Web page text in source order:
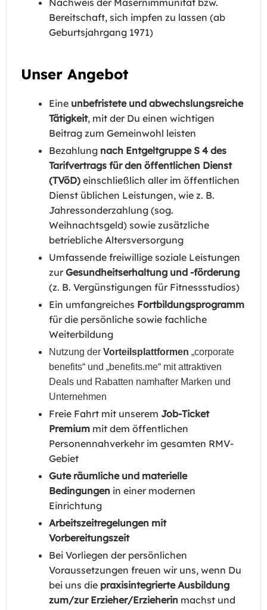
Nachweis der Masernimmunität bzw.
Bereitschaft, sich impfen zu lassen (ab
Geburtsjahrgang 1971)
Unser Angebot
Eine unbefristete und abwechslungsreiche
Tätigkeit, mit der Du einen wichtigen
Beitrag zum Gemeinwohl leisten
Bezahlung nach Entgeltgruppe S 4 des
Tarifvertrags für den öffentlichen Dienst
(TVöD) einschließlich aller im öffentlichen
Dienst üblichen Leistungen, wie z. B.
Jahressonderzahlung (sog.
Weihnachtsgeld) sowie zusätzliche
betriebliche Altersversorgung
Umfassende freiwillige soziale Leistungen
zur Gesundheitserhaltung und -förderung
(z. B. Vergünstigungen für Fitnessstudios)
Ein umfangreiches Fortbildungsprogramm
für die persönliche sowie fachliche
Weiterbildung
Nutzung der Vorteilsplattformen „corporate
benefits“ und „benefits.me“ mit attraktiven
Deals und Rabatten namhafter Marken und
Unternehmen
Freie Fahrt mit unserem Job-Ticket
Premium mit dem öffentlichen
Personennahverkehr im gesamten RMV-
Gebiet
Gute räumliche und materielle
Bedingungen in einer modernen
Einrichtung
Arbeitszeitregelungen mit
Vorbereitungszeit
Bei Vorliegen der persönlichen
Voraussetzungen freuen wir uns, wenn Du
bei uns die praxisintegrierte Ausbildung
zum/zur Erzieher/Erzieherin machst und